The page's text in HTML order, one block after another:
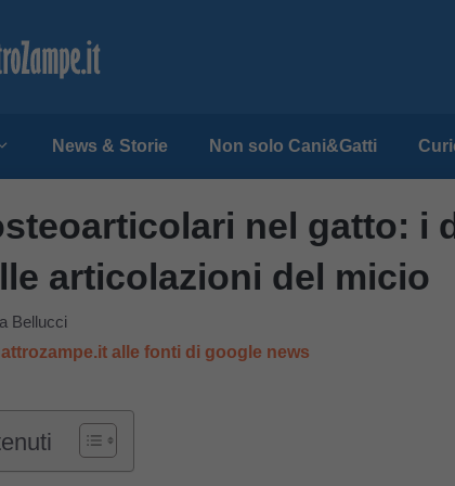
News & Storie Non solo Cani&Gatti
nel gatto: i
articolazioni del micio
Bellucci
alle fonti di google news